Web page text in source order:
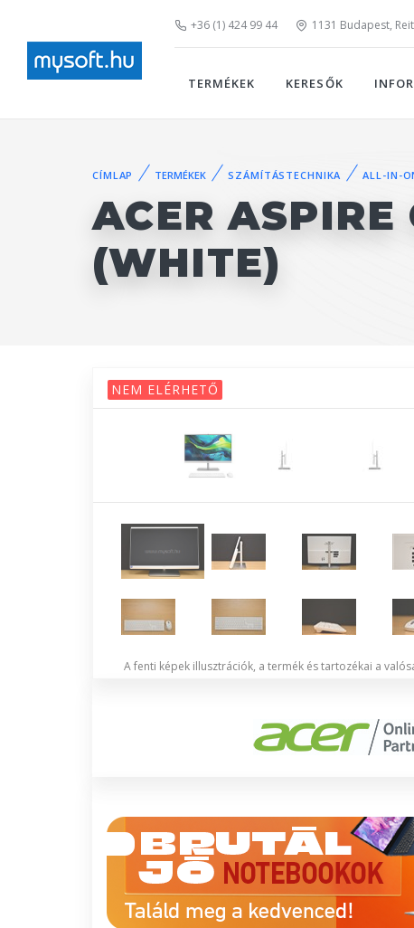
+36 (1) 424 99 44 1131 Budapest,
TERMÉKEK KERESŐK
CÍMLAP TERMÉKEK SZÁMÍTÁSTECHNIKA ALL-IN-
ACER ASPIRE
(WHITE)
NEM ELÉRHETŐ
A fenti képek illusztrációk, a termék és tartozékai a